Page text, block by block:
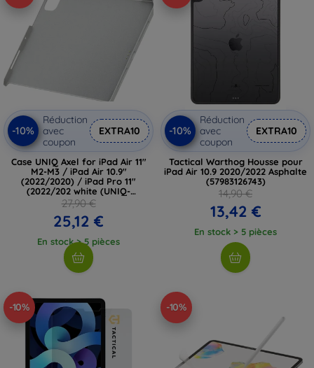
-10%
Réduction
avec
coupon
EXTRA10
Case UNIQ Axel for iPad Air 11"
M2-M3 / iPad Air 10.9"
(2022/2020) / iPad Pro 11"
(2022/202 white (UNIQ-
PDA11(M2)-AXELCWHT)
27,90 €
25,12 €
En stock > 5 pièces
-10%
Réduction
avec
coupon
EXTRA10
Tactical Warthog Housse pour
iPad Air 10.9 2020/2022 Asphalte
(57983126743)
14,90 €
13,42 €
En stock > 5 pièces
-10% -10%